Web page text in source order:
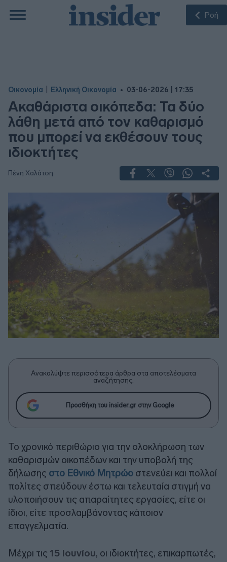
Ροή
Οικονομία Ελληνική Οικονομία 03-06-2026 | 17:35
Ακαθάριστα οικόπεδα: Τα δύο
λάθη μετά από τον καθαρισμό
που μπορεί να εκθέσουν τους
ιδιοκτήτες
Πένη Χαλάτση
Ανακαλύψτε περισσότερα άρθρα στα αποτελέσματα
αναζήτησης.
Προσθήκη του insider.gr στην Google
Το χρονικό περιθώριο για την ολοκλήρωση των
καθαρισμών οικοπέδων και την υποβολή της
δήλωσης στο Εθνικό Μητρώο στενεύει και πολλοί
πολίτες σπεύδουν έστω και τελευταία στιγμή να
υλοποιήσουν τις απαραίτητες εργασίες, είτε οι
ίδιοι, είτε προσλαμβάνοντας κάποιον
επαγγελματία.
Μέχρι τις 15 Ιουνίου, οι ιδιοκτήτες, επικαρπωτές,